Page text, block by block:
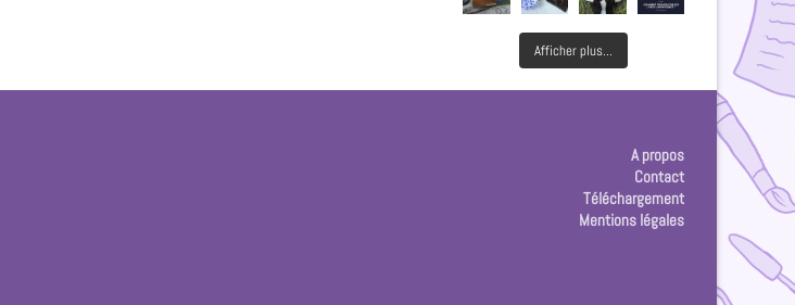
Afficher plus...
A propos
Contact
Téléchargement
Mentions légales